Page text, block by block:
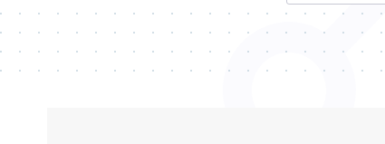
nowotworu
lub
substancję